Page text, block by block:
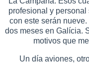
profesional y
con este serán
dos meses en Galícia.
motivos que
Un día aviones,